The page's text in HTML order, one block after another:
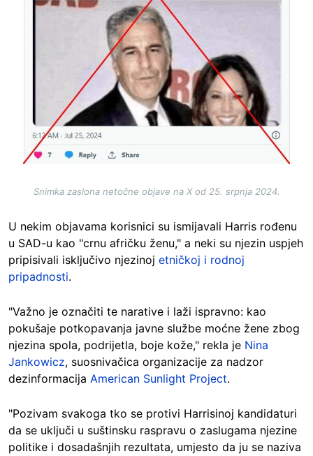
Snimka zaslona netočne objave na X od 25. srpnja 2024.
U nekim objavama korisnici su ismijavali Harris rođenu
u SAD-u kao "crnu afričku ženu," a neki su njezin uspjeh
pripisivali isključivo njezinoj etničkoj i rodnoj
pripadnosti.
"Važno je označiti te narative i laži ispravno: kao
pokušaje potkopavanja javne službe moćne žene zbog
njezina spola, podrijetla, boje kože," rekla je Nina
Jankowicz, suosnivačica organizacije za nadzor
dezinformacija American Sunlight Project.
"Pozivam svakoga tko se protivi Harrisinoj kandidaturi
da se uključi u suštinsku raspravu o zaslugama njezine
politike i dosadašnjih rezultata, umjesto da ju se naziva